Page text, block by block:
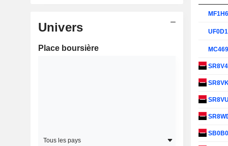
Univers
Place boursière
Tous les pays